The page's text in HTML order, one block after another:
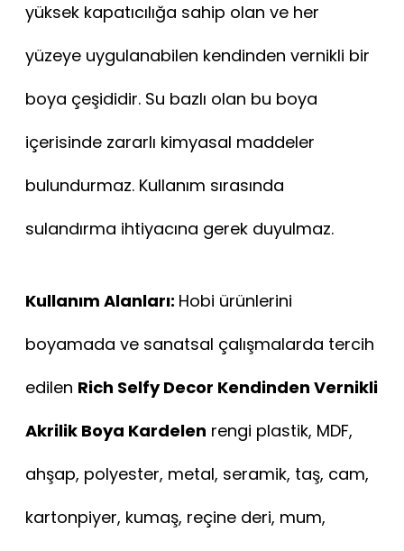
yüksek kapatıcılığa sahip olan ve her
yüzeye uygulanabilen kendinden vernikli bir
boya çeşididir. Su bazlı olan bu boya
içerisinde zararlı kimyasal maddeler
bulundurmaz. Kullanım sırasında
sulandırma ihtiyacına gerek duyulmaz.
Kullanım Alanları: Hobi ürünlerini
boyamada ve sanatsal çalışmalarda tercih
edilen Rich Selfy Decor Kendinden Vernikli
Akrilik Boya Kardelen rengi plastik, MDF,
ahşap, polyester, metal, seramik, taş, cam,
kartonpiyer, kumaş, reçine deri, mum,